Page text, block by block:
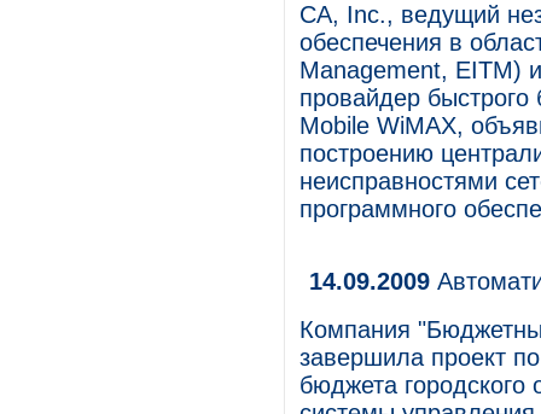
CA, Inc., ведущий
обеспечения в
Management, EITM)
провайдер быстрого
Mobile WiMAX,
построению
неисправностями
программного
14.09.2009
Компания
завершила проект
бюджета городского